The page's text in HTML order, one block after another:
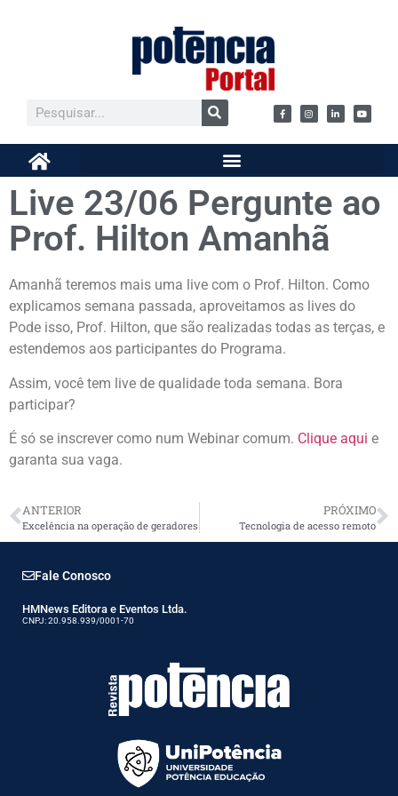
Live 23/06 Pergunte ao
Prof. Hilton Amanhã
Amanhã teremos mais uma live com o Prof. Hilton. Como
explicamos semana passada, aproveitamos as lives do
Pode isso, Prof. Hilton, que são realizadas todas as terças, e
estendemos aos participantes do Programa.
Assim, você tem live de qualidade toda semana. Bora
participar?
É só se inscrever como num Webinar comum. Clique aqui e
garanta sua vaga.
ANTERIOR
Excelência na operação de geradores
PRÓXIMO
Tecnologia de acesso remoto
Fale Conosco
HMNews Editora e Eventos Ltda.
CNPJ: 20.958.939/0001-70